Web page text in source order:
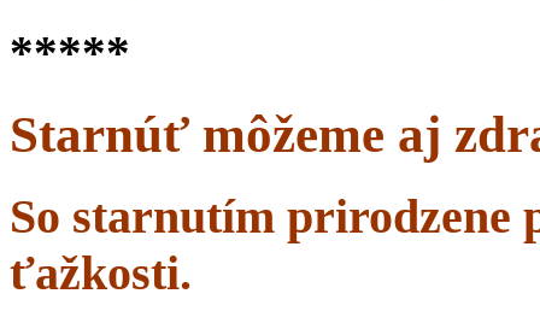
*****
Starnúť môžeme aj
So starnutím prirodzene
ťažkosti.